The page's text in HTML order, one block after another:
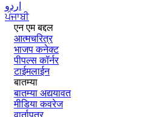
اردو
ਪੰਜਾਬੀ
एन एम बद्दल
आत्मचरित्र
भाजप कनेक्ट
पीपल्स कॉर्नर
टाईमलाईन
बातम्या
बातम्या अद्ययावत
मीडिया कवरेज
वार्तापत्र